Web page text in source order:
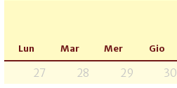
Lun Mar Mer Gio
27 28 29 30